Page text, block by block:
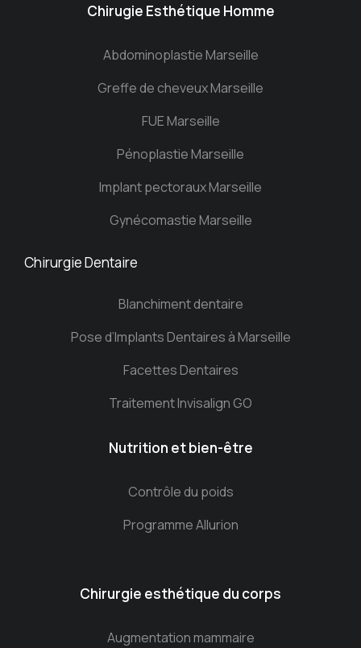
Chirugie Esthétique Homme
Abdominoplastie Marseille
Greffe de cheveux Marseille
FUE Marseille
Pénoplastie Marseille
Implant pectoraux Marseille
Gynécomastie Marseille
Chirurgie Dentaire
Blanchiment dentaire
Pose d’Implants Dentaires à Marseille
Facettes Dentaires
Traitement Invisalign GO
Nutrition et bien-être
Contrôle du poids
Programme Allurion
Chirurgie esthétique du corps
Augmentation mammaire